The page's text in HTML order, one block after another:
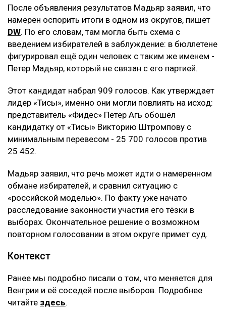
После объявления результатов Мадьяр заявил, что
намерен оспорить итоги в одном из округов, пишет
DW. По его словам, там могла быть схема с
введением избирателей в заблуждение: в бюллетене
фигурировал ещё один человек с таким же именем -
Петер Мадьяр, который не связан с его партией.
Этот кандидат набрал 909 голосов. Как утверждает
лидер «Тисы», именно они могли повлиять на исход:
представитель «Фидес» Петер Агь обошёл
кандидатку от «Тисы» Викторию Штромпову с
минимальным перевесом - 25 700 голосов против
25 452.
Мадьяр заявил, что речь может идти о намеренном
обмане избирателей, и сравнил ситуацию с
«российской моделью». По факту уже начато
расследование законности участия его тёзки в
выборах. Окончательное решение о возможном
повторном голосовании в этом округе примет суд.
Контекст
Ранее мы подробно писали о том, что меняется для
Венгрии и её соседей после выборов. Подробнее
читайте здесь.